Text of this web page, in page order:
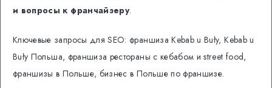
и вопросы к франчайзеру.
Ключевые запросы для SEO: франшиза Kebab u Buły, Kebab u
Buły Польша, франшиза рестораны с кебабом и street food,
франшизы в Польше, бизнес в Польше по франшизе.